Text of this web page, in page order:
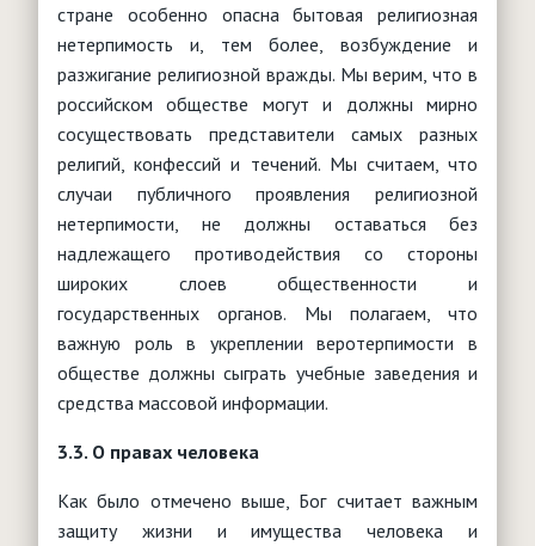
стране особенно опасна бытовая религиозная
нетерпимость и, тем более, возбуждение и
разжигание религиозной вражды. Мы верим, что в
российском обществе могут и должны мирно
сосуществовать представители самых разных
религий, конфессий и течений. Мы считаем, что
случаи публичного проявления религиозной
нетерпимости, не должны оставаться без
надлежащего противодействия со стороны
широких слоев общественности и
государственных органов. Мы полагаем, что
важную роль в укреплении веротерпимости в
обществе должны сыграть учебные заведения и
средства массовой информации.
3.3. О правах человека
Как было отмечено выше, Бог считает важным
защиту жизни и имущества человека и